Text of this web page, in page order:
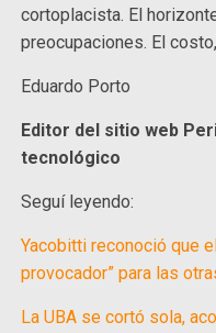
cortoplacista. El
preocupaciones. El
Eduardo Porto
Editor del sitio web
tecnológico
Seguí leyendo:
Yacobitti reconoció que
provocador” para las
La UBA se cortó sola,